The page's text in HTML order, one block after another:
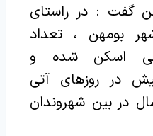
گفت : در راستای
بومهن ، تعداد
اسکن شده و
قطعه فیش در روزهای آتی
در بین شهروندان